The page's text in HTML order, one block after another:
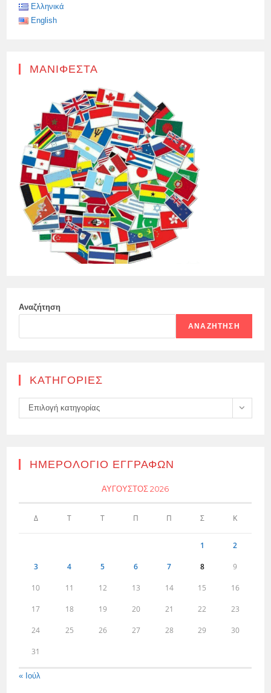
Ελληνικά
English
ΜΑΝΙΦΈΣΤΑ
Αναζήτηση
ΑΝΑΖΉΤΗΣΗ
KΑΤΗΓΟΡΊΕΣ
Kατηγορίες
Επιλογή κατηγορίας
ΗΜΕΡΟΛΌΓΙΟ ΕΓΓΡΑΦΏΝ
ΑΎΓΟΥΣΤΟΣ 2026
Δ Τ Τ Π Π Σ Κ
1 2
3 4 5 6 7 8 9
10 11 12 13 14 15 16
17 18 19 20 21 22 23
24 25 26 27 28 29 30
31
« Ιούλ